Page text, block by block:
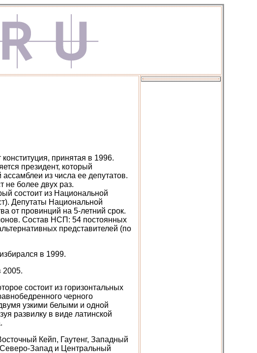
принятая в 1996.
президент, который
из числа ее депутатов.
не более двух раз.
состоит из Национальной
Депутаты Национальной
от провинций на 5-летний срок.
Состав НСП: 54 постоянных
представителей (по
в 1999.
2005.
состоит из горизонтальных
черного
узкими белыми и одной
развилку в виде латинской
Кейп, Гаутенг, Западный
Запад и Центральный